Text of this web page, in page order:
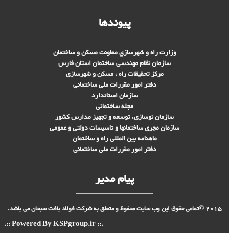
پیوندها
وزارت راه و شهرسازي معاونت مسکن و ساختمان
سازمان نظام مهندسی ساختمان استان فارس
مرکز تحقیقات راه ، مسکن و شهرسازی
دفتر امور مقررات ملی ساختمانی
سازمان استاندارد
مجله ساختمانی
سازمان نوسازی، توسعه و تجهیز مدارس کشور
سازمان مجری ساختمانها و تاسيسات دولتی و عمومی
ماهنامه بین المللی راه و ساختمان
دفتر امور مقررات ملی ساختمانی
پیام مدیر
2015 ©تمامی حقوق این وب سایت محفوظ و متعلق به شرکت فولاد بافت سبحان می باشد.
.:: Powered By KSPgroup.ir ::.